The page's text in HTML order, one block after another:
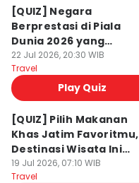
[QUIZ] Negara
Berprestasi di Piala
Dunia 2026 yang
Menarik untuk
Liburanmu!
22 Jul 2026, 20:30 WIB
Travel
Play Quiz
[QUIZ] Pilih Makanan
Khas Jatim Favoritmu,
Destinasi Wisata Ini
Cocok untukmu!
19 Jul 2026, 07:10 WIB
Travel